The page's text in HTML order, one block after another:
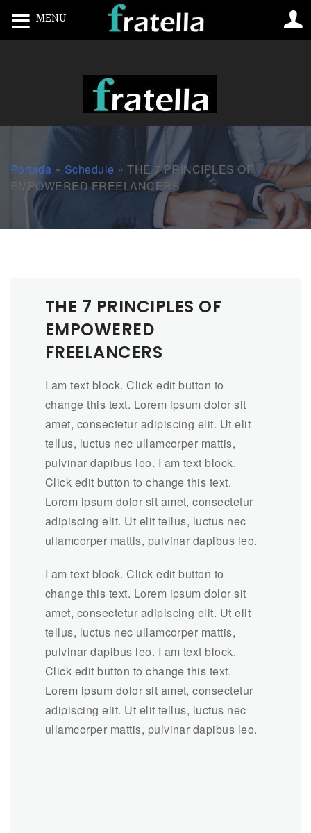
Portada » Schedule »THE 7 PRINCIPLES OF
EMPOWERED FREELANCERS
THE 7 PRINCIPLES OF
EMPOWERED
FREELANCERS
I am text block. Click edit button to
change this text. Lorem ipsum dolor sit
amet, consectetur adipiscing elit. Ut elit
tellus, luctus nec ullamcorper mattis,
pulvinar dapibus leo. I am text block.
Click edit button to change this text.
Lorem ipsum dolor sit amet, consectetur
adipiscing elit. Ut elit tellus, luctus nec
ullamcorper mattis, pulvinar dapibus leo.
I am text block. Click edit button to
change this text. Lorem ipsum dolor sit
amet, consectetur adipiscing elit. Ut elit
tellus, luctus nec ullamcorper mattis,
pulvinar dapibus leo. I am text block.
Click edit button to change this text.
Lorem ipsum dolor sit amet, consectetur
adipiscing elit. Ut elit tellus, luctus nec
ullamcorper mattis, pulvinar dapibus leo.
MENU